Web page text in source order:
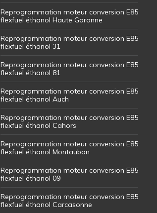
Reprogrammation moteur conversion E85
flexfuel éthanol Haute Garonne
Reprogrammation moteur conversion E85
flexfuel éthanol 31
Reprogrammation moteur conversion E85
flexfuel éthanol 81
Reprogrammation moteur conversion E85
flexfuel éthanol Auch
Reprogrammation moteur conversion E85
flexfuel éthanol Cahors
Reprogrammation moteur conversion E85
flexfuel éthanol Montauban
Reprogrammation moteur conversion E85
flexfuel éthanol 09
Reprogrammation moteur conversion E85
flexfuel éthanol Carcasonne